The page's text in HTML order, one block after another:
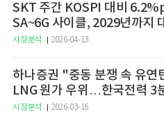
SKT 주간 KOSPI 대비
SA~6G 사이클, 2029년까지
예고
시장분석 2026-04-13
하나증권 "중동 분쟁 속 유연
LNG 원가 우위…한국전력 3
승 전망"
시장분석 2026-03-16